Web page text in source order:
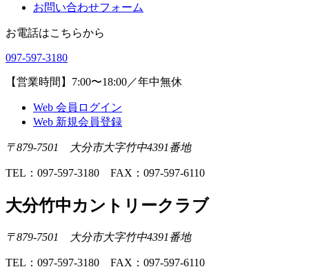
お問い合わせフォーム
お電話はこちらから
097-597-3180
【営業時間】7:00〜18:00／年中無休
Web 会員ログイン
Web 新規会員登録
〒879-7501 大分市大字竹中4391番地
TEL：097-597-3180 FAX：097-597-6110
大分竹中カントリークラブ
〒879-7501 大分市大字竹中4391番地
TEL：097-597-3180 FAX：097-597-6110